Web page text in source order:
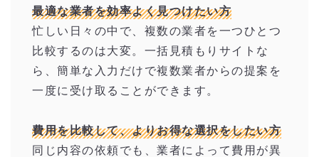
最適な業者を効率よく見つけたい方
忙しい日々の中で、複数の業者を一つひとつ
比較するのは大変。一括見積もりサイトな
ら、簡単な入力だけで複数業者からの提案を
一度に受け取ることができます。
費用を比較して、よりお得な選択をしたい方
同じ内容の依頼でも、業者によって費用が異